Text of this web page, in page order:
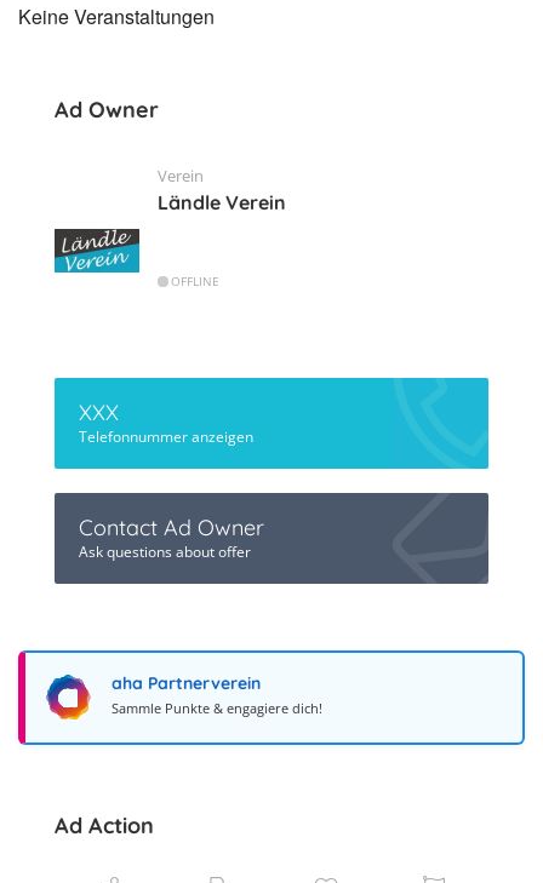
Keine Veranstaltungen
Ad Owner
Verein
Ländle Verein
OFFLINE
XXX
Telefonnummer anzeigen
Contact Ad Owner
Ask questions about offer
aha Partnerverein
Sammle Punkte & engagiere dich!
Ad Action